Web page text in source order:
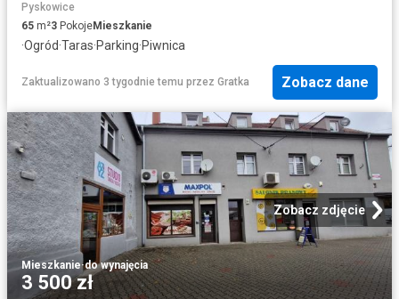
Pyskowice
65 m²3 PokojeMieszkanie
·Ogród·Taras·Parking·Piwnica
Zaktualizowano 3 tygodnie temu przez Gratka Zobacz dane
Zobacz zdjęcie
Mieszkanie·do wynajęcia
3 500 zł